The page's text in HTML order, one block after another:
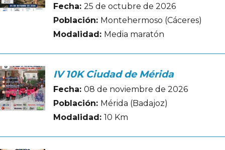
Fecha: 25 de octubre de 2026
Población: Montehermoso (Cáceres)
Modalidad: Media maratón
IV 10K Ciudad de Mérida
Fecha: 08 de noviembre de 2026
Población: Mérida (Badajoz)
Modalidad: 10 Km